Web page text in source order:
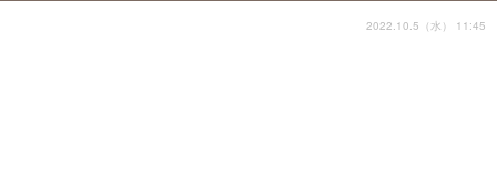
2022.10.5（水） 11:45